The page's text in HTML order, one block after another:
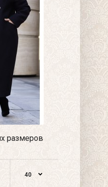
размеров